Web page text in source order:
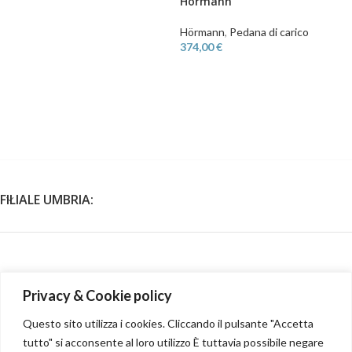
Privacy & Cookie policy
Questo sito utilizza i cookies. Cliccando il pulsante "Accetta
tutto" si acconsente al loro utilizzo È tuttavia possibile negare
Hörmann, Pedana di carico
374,00€
FILIALE UMBRIA:
n.rea MC-263753
emailinfo@asiaglobalservice.it